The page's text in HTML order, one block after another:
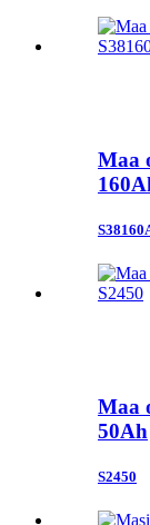
Maa
Maa
50Ah
S2450